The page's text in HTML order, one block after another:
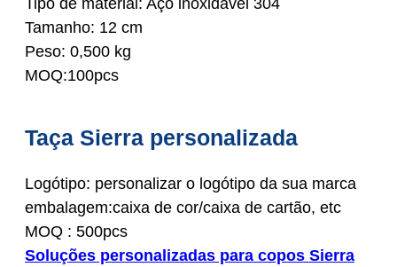
Tamanho: 12 cm
Peso: 0,500 kg
MOQ:100pcs
Taça Sierra personalizada
Logótipo: personalizar o logótipo da sua marca
embalagem:caixa de cor/caixa de cartão, etc
MOQ : 500pcs
Soluções personalizadas para copos Sierra